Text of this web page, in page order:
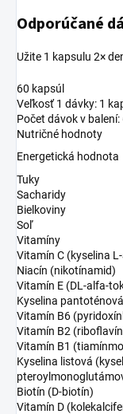
Odporúčané
Užite 1 kapsulu 2×
60 kapsúl
Veľkosť 1 dávky: 1
Počet dávok v balení:
Nutričné hodnoty
Energetická hodnota
Tuky
Sacharidy
Bielkoviny
Soľ
Vitamíny
Vitamín C (kyselina
Niacín (nikotínamid)
Vitamín E (DL-alfa-
Kyselina
Vitamín B6
Vitamín B2
Vitamín B1
Kyselina listová
Biotín (D-biotín)
Vitamín D